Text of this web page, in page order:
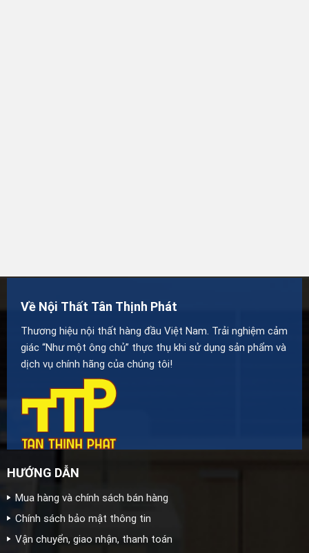
Về Nội Thất Tân Thịnh Phát
Thương hiệu nội thất hàng đầu Việt Nam. Trải nghiệm cảm
giác “Như một ông chủ” thực thụ khi sử dụng sản phẩm và
dịch vụ chính hãng của chúng tôi!
HƯỚNG DẪN
Mua hàng và chính sách bán hàng
Chính sách bảo mật thông tin
Vận chuyển, giao nhận, thanh toán